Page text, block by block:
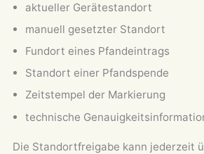
aktueller Gerätestandort
manuell gesetzter Standort
Fundort eines Pfandeintrags
Standort einer Pfandspende
Zeitstempel der Markierung
technische
Die Standortfreigabe kann jederzeit